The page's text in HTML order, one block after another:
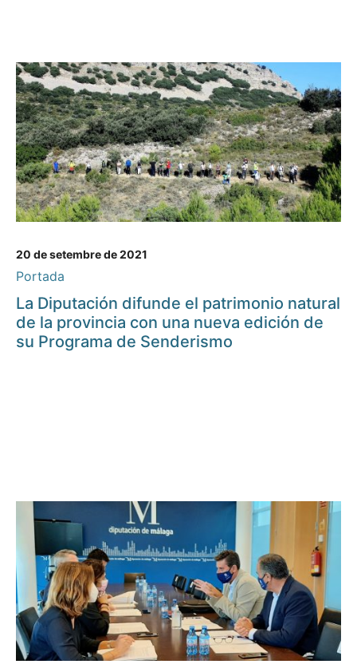
20 de setembre de 2021
Portada
La Diputación difunde el patrimonio natural
de la provincia con una nueva edición de
su Programa de Senderismo